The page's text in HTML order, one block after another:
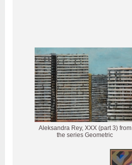
Aleksandra Rey, XXX (part 3) from
the series Geometric